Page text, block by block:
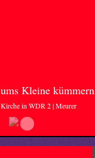
ums Kleine kümmern
Kirche in WDR 2 | Meurer